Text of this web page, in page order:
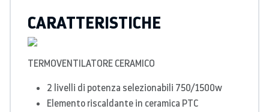
CARATTERISTICHE
TERMOVENTILATORE CERAMICO
2 livelli di potenza selezionabili 750/1500w
Elemento riscaldante in ceramica PTC